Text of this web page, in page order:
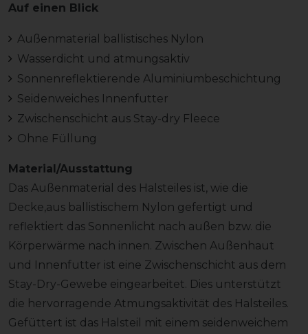
Auf einen Blick
Außenmaterial ballistisches Nylon
Wasserdicht und atmungsaktiv
Sonnenreflektierende Aluminiumbeschichtung
Seidenweiches Innenfutter
Zwischenschicht aus Stay-dry Fleece
Ohne Füllung
Material/Ausstattung
Das Außenmaterial des Halsteiles ist, wie die
Decke,aus ballistischem Nylon gefertigt und
reflektiert das Sonnenlicht nach außen bzw. die
Körperwärme nach innen. Zwischen Außenhaut
und Innenfutter ist eine Zwischenschicht aus dem
Stay-Dry-Gewebe eingearbeitet. Dies unterstützt
die hervorragende Atmungsaktivität des Halsteiles.
Gefüttert ist das Halsteil mit einem seidenweichem